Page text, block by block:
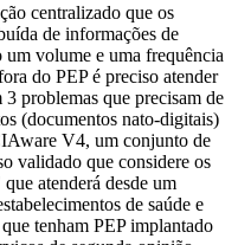
centralizado que os
de informações de
volume e uma frequência
do PEP é preciso atender
problemas que precisam de
(documentos nato-digitais)
V4, um conjunto de
validado que considere os
atenderá desde um
de saúde e
tenham PEP implantado